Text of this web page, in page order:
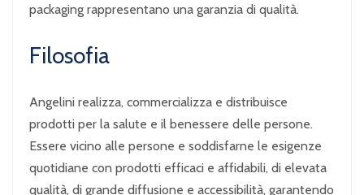
packaging rappresentano una garanzia di qualità.
Filosofia
Angelini realizza, commercializza e distribuisce
prodotti per la salute e il benessere delle persone.
Essere vicino alle persone e soddisfarne le esigenze
quotidiane con prodotti efficaci e affidabili, di elevata
qualità, di grande diffusione e accessibilità, garantendo